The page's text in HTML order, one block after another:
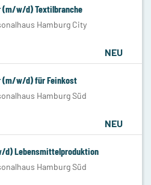
(m/w/d) Textilbranche
Hamburg City
NEU
(m/w/d) für Feinkost
Hamburg Süd
NEU
d) Lebensmittelproduktion
Hamburg Süd